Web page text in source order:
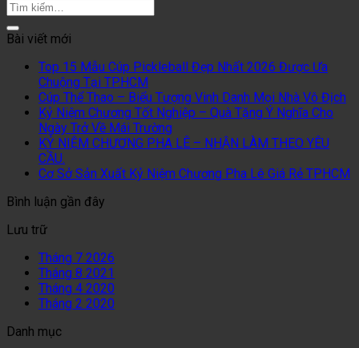
Bài viết mới
Top 15 Mẫu Cúp Pickleball Đẹp Nhất 2026 Được Ưa
Chuộng Tại TP.HCM
Cúp Thể Thao – Biểu Tượng Vinh Danh Mọi Nhà Vô Địch
Kỷ Niệm Chương Tốt Nghiệp – Quà Tặng Ý Nghĩa Cho
Ngày Trở Về Mái Trường
KỶ NIỆM CHƯƠNG PHA LÊ – NHẬN LÀM THEO YÊU
CẦU.
Cơ Sở Sản Xuất Kỷ Niệm Chương Pha Lê Giá Rẻ TPHCM
Bình luận gần đây
Lưu trữ
Tháng 7 2026
Tháng 8 2021
Tháng 4 2020
Tháng 2 2020
Danh mục